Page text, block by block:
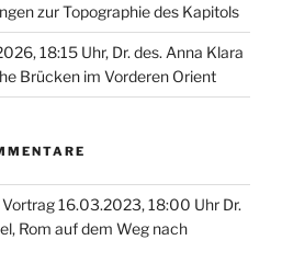
zur Topographie des Kapitols
18:15 Uhr, Dr. des. Anna Klara
Brücken im Vorderen Orient
Vortrag 16.03.2023, 18:00 Uhr Dr.
Rom auf dem Weg nach